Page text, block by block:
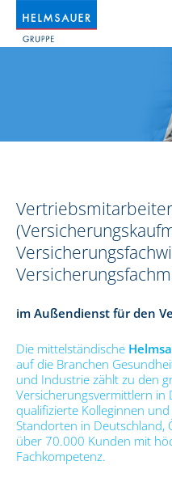
im Außendienst für den
Die mittelständische
auf die Branchen
und Industrie zählt zu den
Versicherungsvermittlern in
qualifizierte Kolleginnen
Standorten in Deutschland,
über 70.000 Kunden mit
Fachkompetenz.